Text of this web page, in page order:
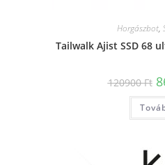
Horgászbot,
Tailwalk Ajist SSD 68
120900Ft